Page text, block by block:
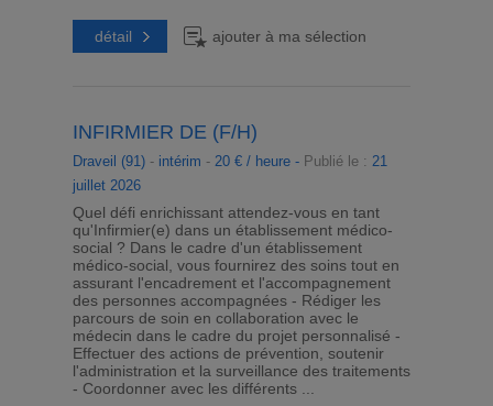
détail ajouter à ma sélection
INFIRMIER DE (F/H)
Draveil (91)- intérim - 20 € / heure - Publié le : 21
juillet 2026
Quel défi enrichissant attendez-vous en tant
qu'Infirmier(e) dans un établissement médico-
social ? Dans le cadre d'un établissement
médico-social, vous fournirez des soins tout en
assurant l'encadrement et l'accompagnement
des personnes accompagnées - Rédiger les
parcours de soin en collaboration avec le
médecin dans le cadre du projet personnalisé -
Effectuer des actions de prévention, soutenir
l'administration et la surveillance des traitements
- Coordonner avec les différents ...